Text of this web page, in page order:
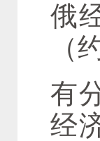
俄
（
有
经